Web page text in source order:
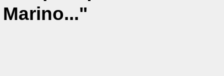
Marino..."